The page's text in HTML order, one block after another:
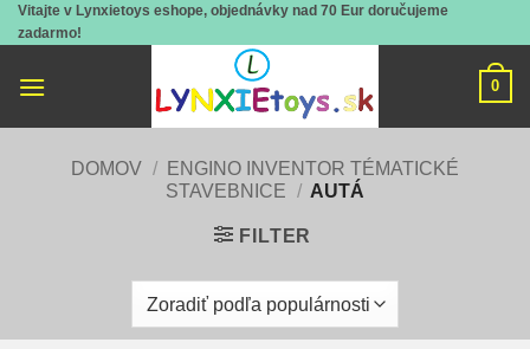
Skip
to
Vitajte v Lynxietoys eshope, objednávky nad 70 Eur doručujeme
zadarmo!
0
DOMOV /
ENGINO INVENTOR TÉMATICKÉ
STAVEBNICE / AUTÁ
FILTER